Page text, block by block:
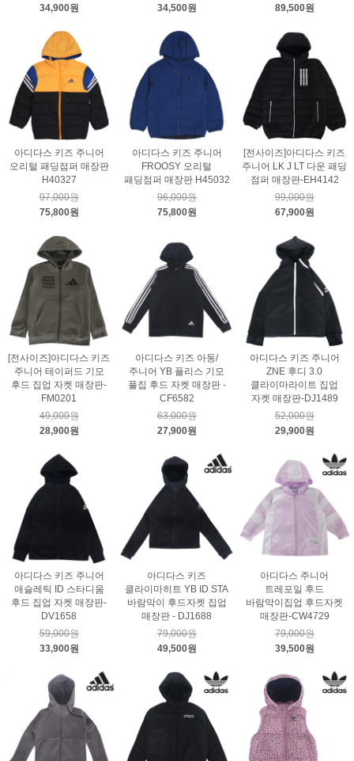
34,900원
34,500원
89,500원
아디다스 키즈 주니어
오리털 패딩점퍼 매장판
H40327
97,000원
75,800원
아디다스 키즈 주니어
FROOSY 오리털
패딩점퍼 매장판 H45032
96,000원
75,800원
[전사이즈]아디다스 키즈
주니어 LK J LT 다운 패딩
점퍼 매장판-EH4142
99,000원
67,900원
[전사이즈]아디다스 키즈
주니어 테이퍼드 기모
후드 집업 자켓 매장판-
FM0201
49,000원
28,900원
아디다스 키즈 아동/
주니어 YB 플리스 기모
풀집 후드 자켓 매장판 -
CF6582
63,000원
27,900원
아디다스 키즈 주니어
ZNE 후디 3.0
클라이마라이트 집업
자켓 매장판-DJ1489
52,000원
29,900원
아디다스 키즈 주니어
애슬레틱 ID 스타디움
후드 집업 자켓 매장판-
DV1658
59,000원
33,900원
아디다스 키즈
클라이마히트 YB ID STA
바람막이 후드자켓 집업
매장판 - DJ1688
79,000원
49,500원
아디다스 주니어
트레포일 후드
바람막이집업 후드자켓
매장판-CW4729
79,000원
39,500원